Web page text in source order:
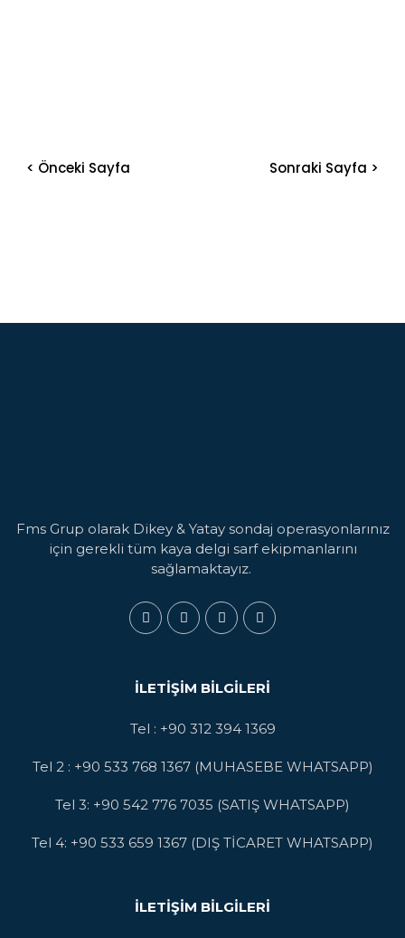
< Önceki Sayfa Sonraki Sayfa >
Fms Grup olarak Dikey & Yatay sondaj operasyonlarınız
için gerekli tüm kaya delgi sarf ekipmanlarını
sağlamaktayız.
İLETIŞIM BILGILERI
Tel : +90 312 394 1369
Tel 2 : +90 533 768 1367 (MUHASEBE WHATSAPP)
Tel 3: +90 542 776 7035 (SATIŞ WHATSAPP)
Tel 4: +90 533 659 1367 (DIŞ TİCARET WHATSAPP)
İLETIŞIM BILGILERI